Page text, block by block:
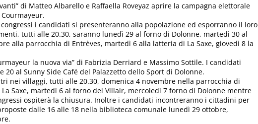
di Matteo Albarello e Raffaella Roveyaz aprire la campagna elettorale
i candidati si presenteranno alla popolazione ed esporranno il loro
tutti alle 20.30, saranno lunedì 29 al forno di Dolonne, martedì 30 al
alla parrocchia di Entrèves, martedì 6 alla latteria di La Saxe, giovedì 8 la
la nuova via” di Fabrizia Derriard e Massimo Sottile. I candidati
al Sunny Side Café del Palazzetto dello Sport di Dolonne.
nei villaggi, tutti alle 20.30, domenica 4 novembre nella parrocchia di
Saxe, martedì 6 al forno del Villair, mercoledì 7 forno di Dolonne mentre
ospiterà la chiusura. Inoltre i candidati incontreranno i cittadini per
dalle 16 alle 18 nella biblioteca comunale lunedì 29 ottobre,